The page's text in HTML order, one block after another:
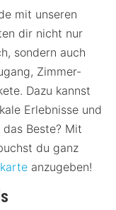
mit unseren
dir nicht nur
sondern auch
Zimmer-
Dazu kannst
Erlebnisse und
Beste? Mit
du ganz
anzugeben!